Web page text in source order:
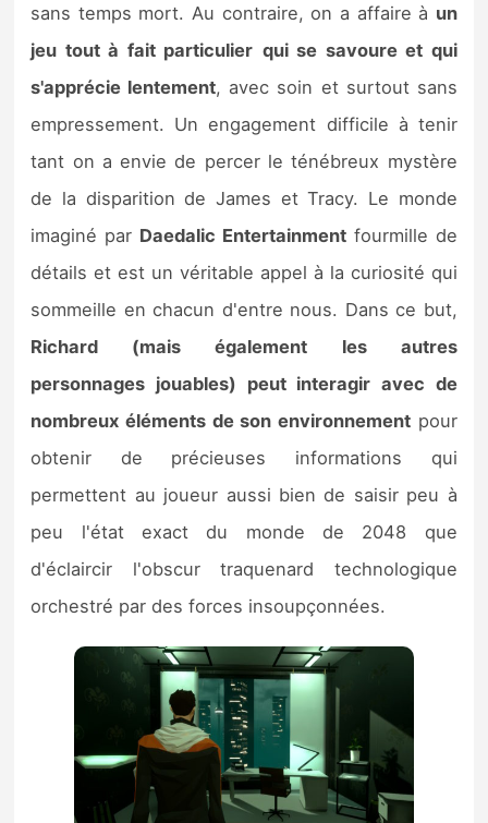
sans temps mort. Au contraire, on a affaire à un
jeu tout à fait particulier qui se savoure et qui
s'apprécie lentement, avec soin et surtout sans
empressement. Un engagement difficile à tenir
tant on a envie de percer le ténébreux mystère
de la disparition de James et Tracy. Le monde
imaginé par Daedalic Entertainmentfourmille de
détails et est un véritable appel à la curiosité qui
sommeille en chacun d'entre nous. Dans ce but,
Richard (mais également les autres
personnages jouables) peut interagir avec de
nombreux éléments de son environnement pour
obtenir de précieuses informations qui
permettent au joueur aussi bien de saisir peu à
peu l'état exact du monde de 2048 que
d'éclaircir l'obscur traquenard technologique
orchestré par des forces insoupçonnées.